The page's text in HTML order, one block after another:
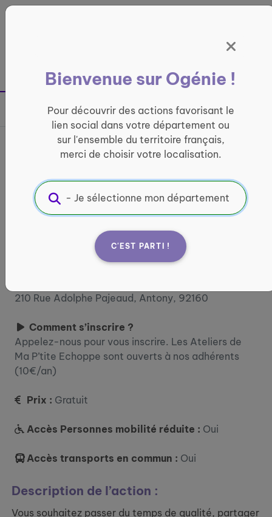
France entière
Bienvenue sur Ogénie !
Pour découvrir des actions favorisant le
lien social dans votre département ou
sur l'ensemble du territoire français,
merci de choisir votre localisation.
C'EST PARTI !
Partager sur
Goûter seniors
CONVIVIALITÉ
Informations pratiques :
Chaque 1er jeudi du mois de 15h à 17h
210 Rue Adolphe Pajeaud, Antony, 92160
Comment s’inscrire ?
Appelez-nous pour vous inscrire. Les Ateliers de
Ma P’tite Echoppe sont ouverts à nos adhérents
(10€/an)
Prix : Gratuit
Accès Personnes mobilité réduite : Oui
Accès transports en commun : Oui
Description de l’action :
Vous souhaitez passer du temps de qualité, partager
Panneau de gestion des cookies